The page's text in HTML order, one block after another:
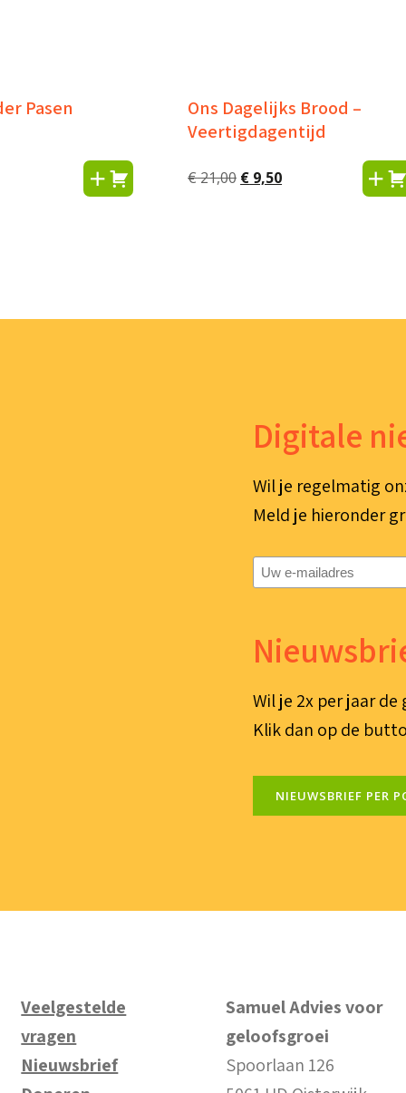
Pasen
Ons Dagelijks Brood –
Veertigdagentijd
€21,00 Oorspronkelijke
€ 9,50Huidige
Digitale
Wil je regelmatig
Meld je hieronder
E-
mailadres(Vereist)
Wil je 2x per jaar
Klik dan op de
NIEUWSBRIEF PER
Veelgestelde
vragen
Nieuwsbrief
Samuel Advies voor
geloofsgroei
Spoorlaan 126